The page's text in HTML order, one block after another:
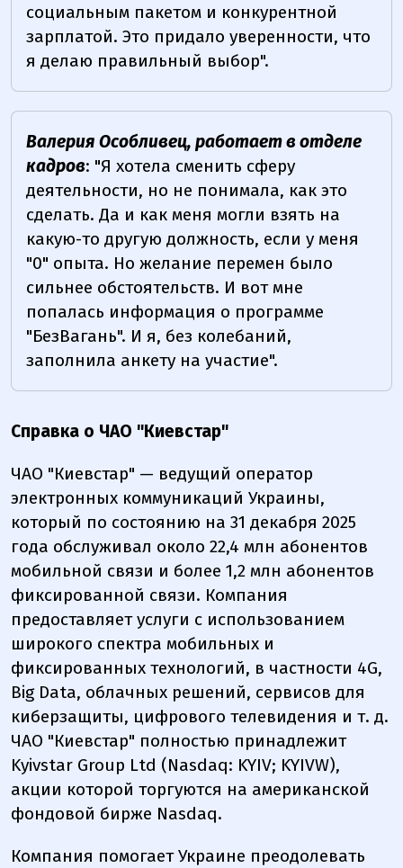
социальным пакетом и конкурентной
зарплатой. Это придало уверенности, что
я делаю правильный выбор".
Валерия Особливец, работает в отделе
кадров: "Я хотела сменить сферу
деятельности, но не понимала, как это
сделать. Да и как меня могли взять на
какую-то другую должность, если у меня
"0" опыта. Но желание перемен было
сильнее обстоятельств. И вот мне
попалась информация о программе
"БезВагань". И я, без колебаний,
заполнила анкету на участие".
Справка о ЧАО "Киевстар"
ЧАО "Киевстар" — ведущий оператор
электронных коммуникаций Украины,
который по состоянию на 31 декабря 2025
года обслуживал около 22,4 млн абонентов
мобильной связи и более 1,2 млн абонентов
фиксированной связи. Компания
предоставляет услуги с использованием
широкого спектра мобильных и
фиксированных технологий, в частности 4G,
Big Data, облачных решений, сервисов для
киберзащиты, цифрового телевидения и т. д.
ЧАО "Киевстар" полностью принадлежит
Kyivstar Group Ltd (Nasdaq: KYIV; KYIVW),
акции которой торгуются на американской
фондовой бирже Nasdaq.
Компания помогает Украине преодолевать